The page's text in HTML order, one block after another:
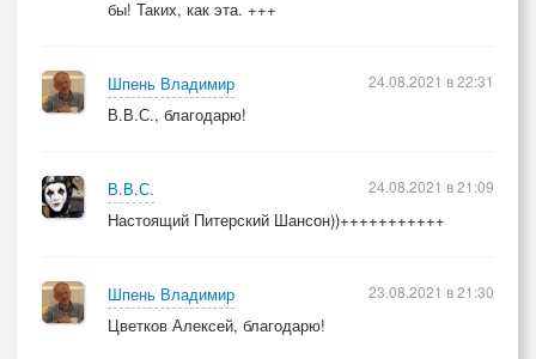
бы! Таких, как эта. +++
Шпень Владимир
В.В.С., благодарю!
24.08.2021 в 22:31
В.В.С.
Настоящий Питерский Шансон))+++++++++++
24.08.2021 в 21:09
Шпень Владимир
Цветков Алексей, благодарю!
23.08.2021 в 21:30